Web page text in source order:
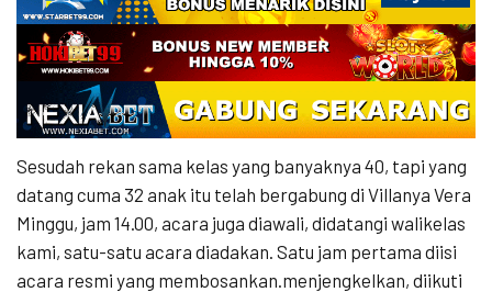
Sesudah rekan sama kelas yang banyaknya 40, tapi yang
datang cuma 32 anak itu telah bergabung di Villanya Vera
Minggu, jam 14.00, acara juga diawali, didatangi walikelas
kami, satu-satu acara diadakan. Satu jam pertama diisi
acara resmi yang membosankan.menjengkelkan, diikuti